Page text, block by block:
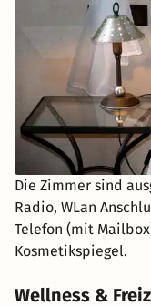
Die Zimmer sind
Radio, WLan
Telefon (mit
Kosmetikspiegel.
Wellness &